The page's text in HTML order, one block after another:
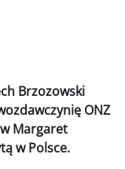
Brzozowski
ONZ
Margaret
w Polsce.